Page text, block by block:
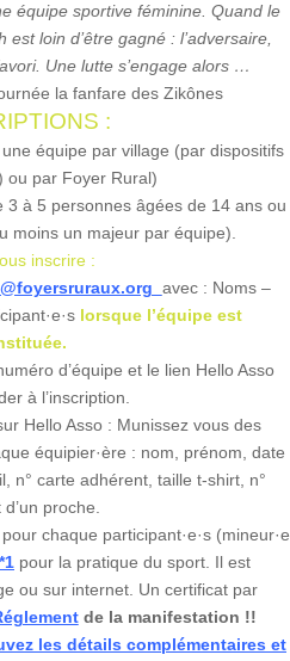
équipe sportive féminine. Quand le
loin d’être gagné : l’adversaire,
Une lutte s’engage alors …
la fanfare des Zikônes
:
équipe par village (par dispositifs
ou par Foyer Rural)
3 à 5 personnes âgées de 14 ans ou
moins un majeur par équipe).
inscrire :
avec : Noms –
lorsque l’équipe est
d’équipe et le lien Hello Asso
à l’inscription.
Hello Asso : Munissez vous des
équipier·ère : nom, prénom, date
n° carte adhérent, taille t-shirt, n°
proche.
chaque participant·e·s (mineur·e
pour la pratique du sport. Il est
ou sur internet. Un certificat par
de la manifestation !!
les détails complémentaires et